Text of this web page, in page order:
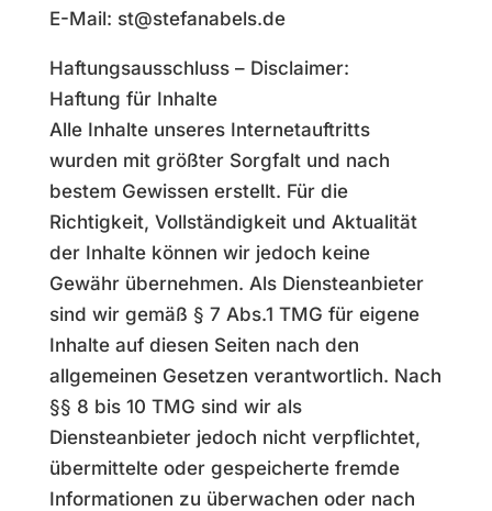
E-Mail: st@stefanabels.de
Haftungsausschluss – Disclaimer:
Haftung für Inhalte
Alle Inhalte unseres Internetauftritts
wurden mit größter Sorgfalt und nach
bestem Gewissen erstellt. Für die
Richtigkeit, Vollständigkeit und Aktualität
der Inhalte können wir jedoch keine
Gewähr übernehmen. Als Diensteanbieter
sind wir gemäß § 7 Abs.1 TMG für eigene
Inhalte auf diesen Seiten nach den
allgemeinen Gesetzen verantwortlich. Nach
§§ 8 bis 10 TMG sind wir als
Diensteanbieter jedoch nicht verpflichtet,
übermittelte oder gespeicherte fremde
Informationen zu überwachen oder nach